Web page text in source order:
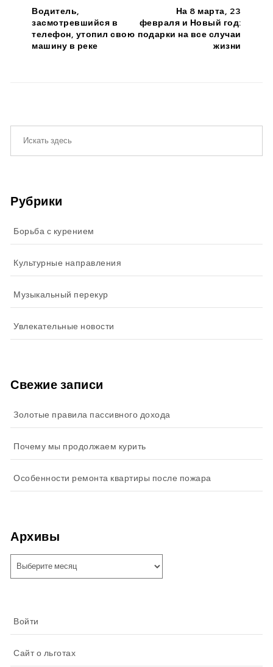
Водитель,
засмотревшийся в
телефон, утопил свою
машину в реке
На 8 марта, 23
февраля и Новый год:
подарки на все случаи
жизни
Рубрики
Борьба с курением
Культурные направления
Музыкальный перекур
Увлекательные новости
Свежие записи
Золотые правила пассивного дохода
Почему мы продолжаем курить
Особенности ремонта квартиры после пожара
Архивы
Войти
Сайт о льготах